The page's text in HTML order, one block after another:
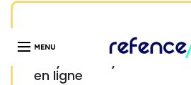
Référencement de site
Claye-Souilly : boostez
en ligne